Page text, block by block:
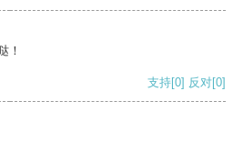
！
支持[0] 反对[0]